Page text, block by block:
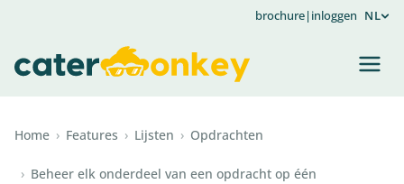
brochure| inloggen NL
Home › Features › Lijsten › Opdrachten
› Beheer elk onderdeel van een opdracht op één